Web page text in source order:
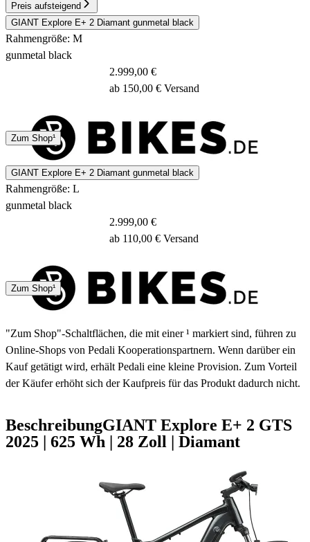
Preis aufsteigend
GIANT Explore E+ 2 Diamant gunmetal black
Rahmengröße: M
gunmetal black
4 - 7 Tage
2.999,00 €
ab 150,00 € Versand
Zum Shop¹
GIANT Explore E+ 2 Diamant gunmetal black
Rahmengröße: L
gunmetal black
4 - 7 Tage
2.999,00 €
ab 110,00 € Versand
Zum Shop¹
"Zum Shop"-Schaltflächen, die mit einer ¹ markiert sind, führen zu
Online-Shops von Pedali Kooperationspartnern. Wenn darüber ein
Kauf getätigt wird, erhält Pedali eine kleine Provision. Zum Vorteil
der Käufer erhöht sich der Kaufpreis für das Produkt dadurch nicht.
BeschreibungGIANT Explore E+ 2 GTS
2025 | 625 Wh | 28 Zoll | Diamant